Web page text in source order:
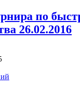
по
26.02.2016